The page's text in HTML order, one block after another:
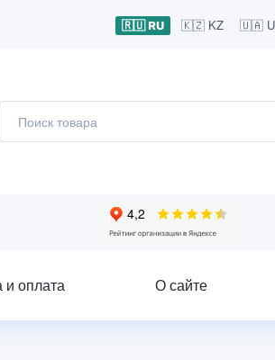
🇷🇺 RU 🇰🇿 KZ 🇺🇦
и оплата О сайте